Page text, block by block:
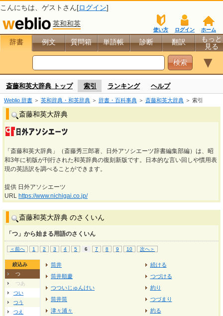
こんにちは、 ゲスト さん[ログイン]
英和和英
ホーム
ログイン
使い方
辞書 例文 質問箱 単語帳 診断 翻訳
もっと
見る
▼
斎藤和英大辞典 トップ 索引 ランキング ヘルプ
Weblio 辞書 ＞ 英和辞典・和英辞典 ＞ 辞書・百科事典 ＞ 斎藤和英大辞典 ＞ 索引
斎藤和英大辞典
「斎藤和英大辞典」（斎藤秀三郎著、日外アソシエーツ辞書編集部編）は、昭
和3年に初版が刊行された和英辞典の復刻新版です。日本的な言い回しや慣用表
現の英語訳を調べることができます。
提供 日外アソシエーツ
URL https://www.nichigai.co.jp/
斎藤和英大辞典 のさくいん
「つ」から始まる用語のさくいん
＜前へ 1 2 3 4 5 6 7 8 9 10 次へ＞
絞込み
つ
つあ
つい
つう
つえ
筒井
筒井順慶
つついじゅんけい
筒井筒
津々浦々
続ける
つづける
約り
つづまり
約る